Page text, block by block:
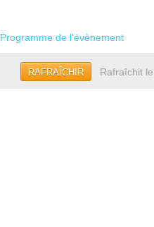
Programme de l'évènement
RAFRAÎCHIR Rafraîchit